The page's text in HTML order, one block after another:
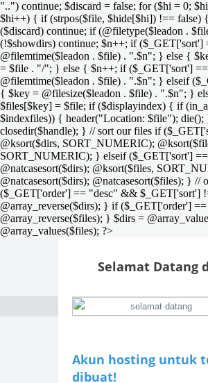
"..") continue; $discard = false; for ($hi = 0;
$hi++) { if (strpos($file, $hide[$hi]) !== false)
($discard) continue; if (@filetype($leadon .
(!$showdirs) continue; $n++; if
@filemtime($leadon . $file) . ".$n"; } else {
= $file . "/"; } else { $n++; if ($_GET['sort']
@filemtime($leadon . $file) . ".$n"; } elseif
{ $key = @filesize($leadon . $file) . ".$n"; }
$files[$key] = $file; if ($displayindex) { if
$indexfiles)) { header("Location: $file");
closedir($handle); } // sort our files if
@ksort($dirs, SORT_NUMERIC);
SORT_NUMERIC); } elseif ($_GET['sort']
@natcasesort($dirs); @ksort($files,
@natcasesort($dirs); @natcasesort($files); } //
($_GET['order'] == "desc" && $_GET['sort']
@array_reverse($dirs); } if ($_GET['order']
@array_reverse($files); } $dirs =
@array_values($files); ?>
Selamat Datang
Akun hosting untuk
dibuat!